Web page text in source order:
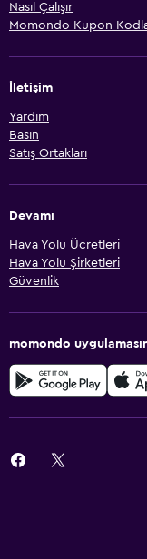
Nasıl Çalışır
Momondo Kupon
İletişim
Yardım
Basın
Satış Ortakları
Devamı
Hava Yolu Ücretleri
Hava Yolu Şirketleri
Güvenlik
momondo